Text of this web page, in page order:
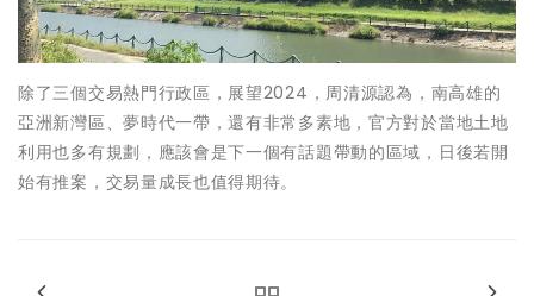
除了三個交易熱門行政區，展望2024，周清源認為，南高雄的
亞洲新灣區、夢時代一帶，還有非常多素地，官方對於當地土地
利用也多有規劃，應該會是下一個有話題帶動的區域，日後若開
始有推案，交易量成長也值得期待。